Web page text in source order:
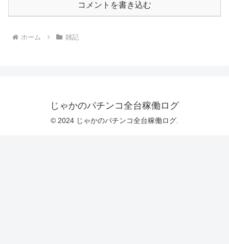
コメントを書き込む
ホーム 雑記
じゃかのパチンコ全台稼働ログ
© 2024 じゃかのパチンコ全台稼働ログ.